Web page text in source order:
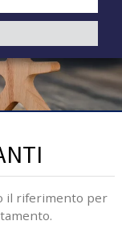
i
a
l
i
il riferimento per